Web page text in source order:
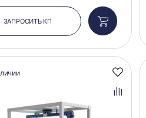
ЗАПРОСИТЬ КП
Добавить
в
корзину
Добавить
Добавить